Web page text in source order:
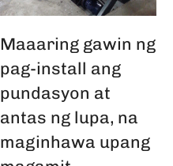
Maaaring gawin ng
pag-install ang
pundasyon at
antas ng lupa, na
maginhawa upang